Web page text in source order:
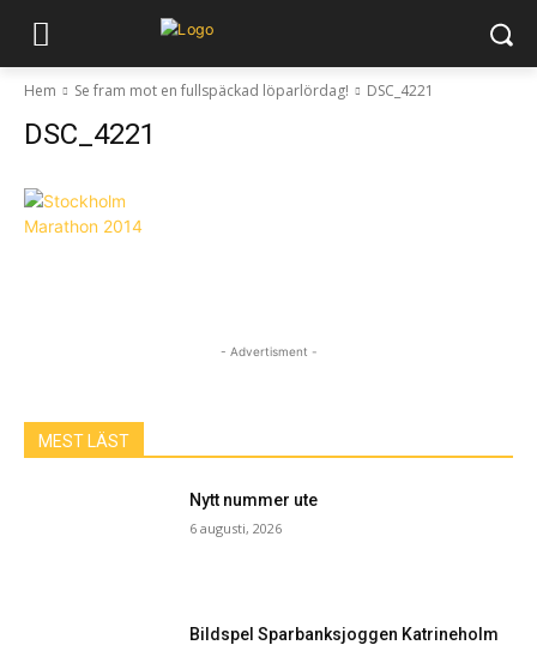
Hem Se fram mot en fullspäckad löparlördag! DSC_4221
DSC_4221
- Advertisment -
MEST LÄST
Nytt nummer ute
6 augusti, 2026
Bildspel Sparbanksjoggen Katrineholm